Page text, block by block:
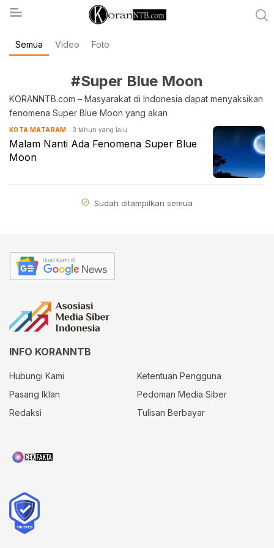
koranntb.com
Semua Video Foto
#Super Blue Moon
KORANNTB.com – Masyarakat di Indonesia dapat menyaksikan
fenomena Super Blue Moon yang akan
KOTA MATARAM 3 tahun yang lalu
Malam Nanti Ada Fenomena Super Blue
Moon
Sudah ditampilkan semua
INFO KORANNTB
Hubungi Kami
Ketentuan Pengguna
Pasang Iklan
Pedoman Media Siber
Redaksi
Tulisan Berbayar